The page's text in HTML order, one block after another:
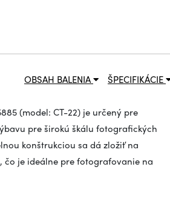
ŠPECIFIKÁCIE
OBSAH BALENIA
(model: CT-22) je určený pre
pre širokú škálu fotografických
konštrukciou sa dá zložiť na
čo je ideálne pre fotografovanie na